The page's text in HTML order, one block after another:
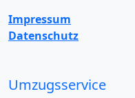
Impressum
Datenschutz
Umzugsservice